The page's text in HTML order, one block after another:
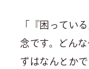
「『困ってい
念です。どん
ずはなんとか